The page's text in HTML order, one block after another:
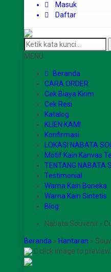
Masuk
Daftar
MENU
Beranda
CARA ORDER
Cek Biaya Kirim
Cek Resi
Katalog
KLIEN KAMI
Konfirmasi
LOKASI NABATA
Motif Kain Kanvas
TENTANG NABATA
Testimonial
Warna Kain Boneka
Warna Kain Sintetis
Blog
Nabata Souvenir -
Beranda » Hantaran »
click image to preview